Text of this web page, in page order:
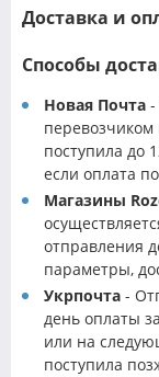
Доставка и
Способы
Новая Почта -
перевозчиком
поступила до
если оплата
Магазины
отправления
параметры,
Укрпочта -
день оплаты
или на
поступила